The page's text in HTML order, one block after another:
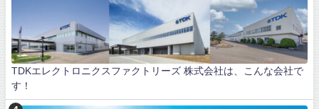
TDKエレクトロニクスファクトリーズ 株式会社は、こんな会社で
す！